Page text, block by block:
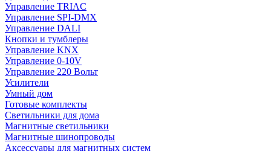
Управление TRIAC
Управление SPI-DMX
Управление DALI
Кнопки и тумблеры
Управление KNX
Управление 0-10V
Управление 220 Вольт
Усилители
Умный дом
Готовые комплекты
Светильники для дома
Магнитные светильники
Магнитные шинопроводы
Аксессуары для магнитных систем